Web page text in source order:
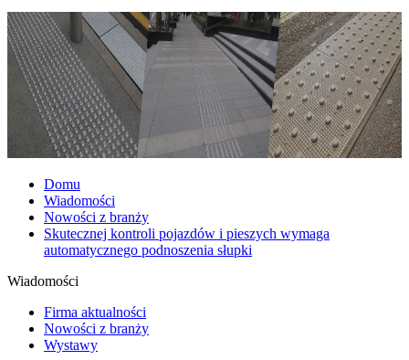
Domu
Wiadomości
Nowości z branży
Skutecznej kontroli pojazdów i pieszych wymaga
automatycznego podnoszenia słupki
Wiadomości
Firma aktualności
Nowości z branży
Wystawy